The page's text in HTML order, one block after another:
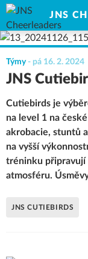
JNS
Týmy- pá 16. 2. 2024
JNS
Cutiebirds je
na level 1 na
akrobacie, stuntů
na vyšší
tréninku připravují
atmosféru.
JNS CUTIEBIRDS